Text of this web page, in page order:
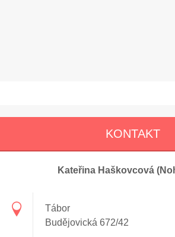
KONTAKT
Kateřina Haškovcová
Tábor
Budějovická 672/42